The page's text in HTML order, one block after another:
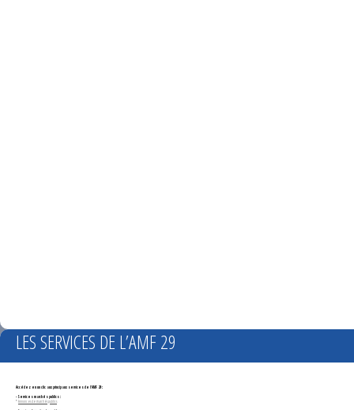
LES SERVICES DE L’AMF 29
Accédez en un clic aux principaux services de l'AMF 29 :
- Services marchés publics :
*Annonces de marchés publics